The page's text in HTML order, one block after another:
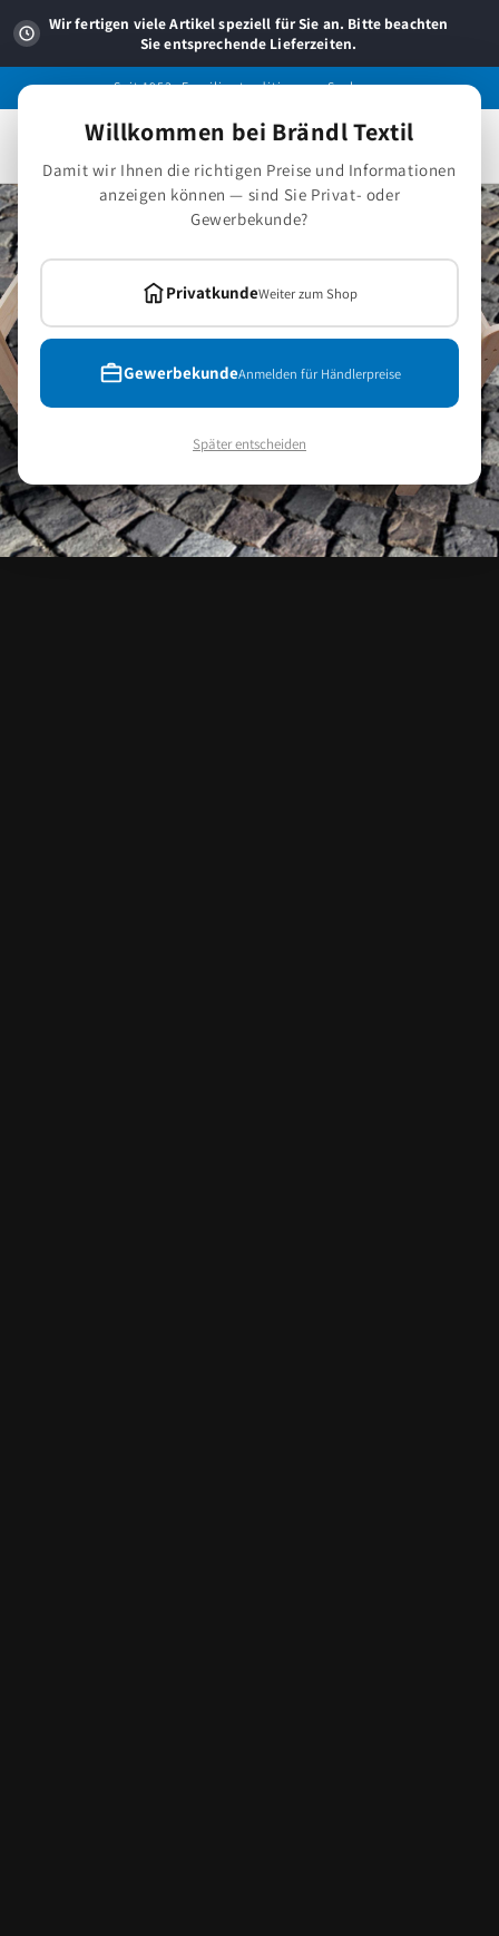
zum
Inhalt
Wir fertigen viele Artikel speziell für Sie an. Bitte beachten
Sie entsprechende Lieferzeiten.
Seit 1953 -Familientradition aus Sachsen.
Warenkorb
Willkommen bei Brändl Textil
Damit wir Ihnen die richtigen Preise und Informationen
anzeigen können — sind Sie Privat- oder
Gewerbekunde?
PrivatkundeWeiter zum Shop
GewerbekundeAnmelden für Händlerpreise
Später entscheiden